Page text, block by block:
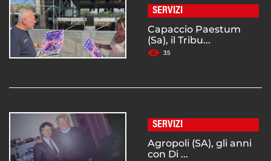
SERVIZI
Capaccio Paestum
(Sa), il Tribu...
35
SERVIZI
Agropoli (SA), gli anni
con Di ...